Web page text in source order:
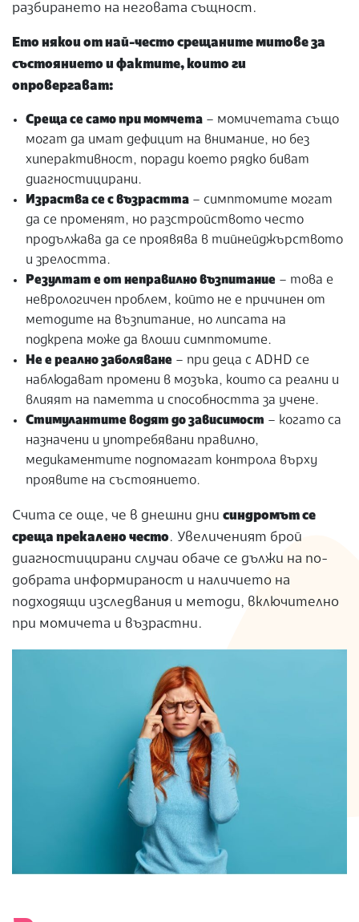
разбирането на неговата същност.
Ето някои от най-често срещаните митове за
състоянието и фактите, които ги
опровергават:
Среща се само при момчета – момичетата също
могат да имат дефицит на внимание, но без
хиперактивност, поради което рядко биват
диагностицирани.
Израства се с възрастта – симптомите могат
да се променят, но разстройството често
продължава да се проявява в тийнейджърството
и зрелостта.
Резултат е от неправилно възпитание – това е
неврологичен проблем, който не е причинен от
методите на възпитание, но липсата на
подкрепа може да влоши симптомите.
Не е реално заболяване – при деца с ADHD се
наблюдават промени в мозъка, които са реални и
влияят на паметта и способността за учене.
Стимулантите водят до зависимост – когато са
назначени и употребявани правилно,
медикаментите подпомагат контрола върху
проявите на състоянието.
Счита се още, че в днешни дни синдромът се
среща прекалено често. Увеличеният брой
диагностицирани случаи обаче се дължи на по-
добрата информираност и наличието на
подходящи изследвания и методи, включително
при момичета и възрастни.